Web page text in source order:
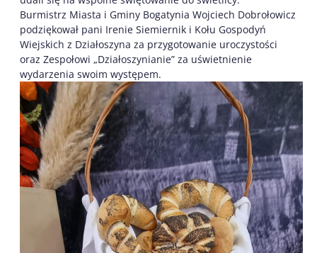
Burmistrz Miasta i Gminy Bogatynia Wojciech Dobrołowicz
podziękował pani Irenie Siemiernik i Kołu Gospodyń
Wiejskich z Działoszyna za przygotowanie uroczystości
oraz Zespołowi „Działoszynianie” za uświetnienie
wydarzenia swoim występem.